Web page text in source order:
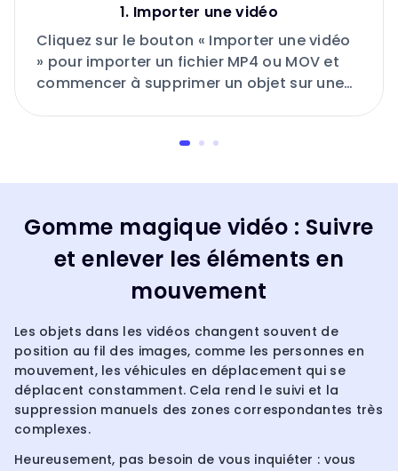
1. Importer une vidéo
Cliquez sur le bouton « Importer une vidéo
» pour importer un fichier MP4 ou MOV et
commencer à supprimer un objet sur une
Gomme magique vidéo : Suivre
et enlever les éléments en
mouvement
Les objets dans les vidéos changent souvent de
position au fil des images, comme les personnes en
mouvement, les véhicules en déplacement qui se
déplacent constamment. Cela rend le suivi et la
suppression manuels des zones correspondantes très
complexes.
Heureusement, pas besoin de vous inquiéter : vous